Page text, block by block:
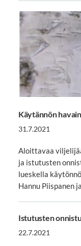
Käytännön
31.7.2021
Aloittavaa
ja istutusten
lueskella
Hannu Piispanen
Istutusten
22.7.2021